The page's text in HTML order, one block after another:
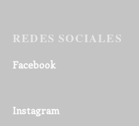
REDES SOCIALES
Facebook
Instagram